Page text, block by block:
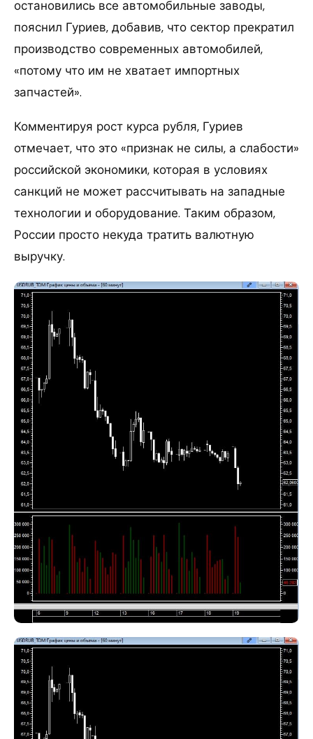
остановились все автомобильные заводы,
пояснил Гуриев, добавив, что сектор прекратил
производство современных автомобилей,
«потому что им не хватает импортных
запчастей».
Комментируя рост курса рубля, Гуриев
отмечает, что это «признак не силы, а слабости»
российской экономики, которая в условиях
санкций не может рассчитывать на западные
технологии и оборудование. Таким образом,
России просто некуда тратить валютную
выручку.